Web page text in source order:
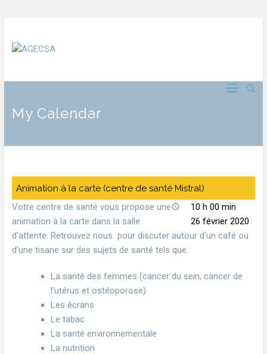
My Calendar
Animation à la carte (centre de santé Mistral)
10 h 00 min
26 février 2020
Votre centre de santé vous propose une
animation à la carte dans la salle
d'attente. Retrouvez nous pour discuter autour d'un café ou
d'une tisane sur des sujets de santé tels que:
La santé des femmes (cancer du sein, cancer de
l'utérus et ostéoporose)
Les écrans
Le tabac
La santé environnementale
La nutrition